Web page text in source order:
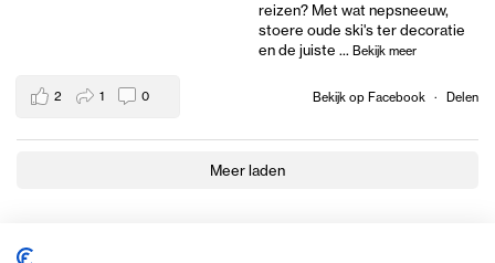
reizen? Met wat nepsneeuw,
stoere oude ski's ter decoratie
en de juiste ... Bekijk meer
Bekijk op Facebook · Delen
2 1 0
Meer laden